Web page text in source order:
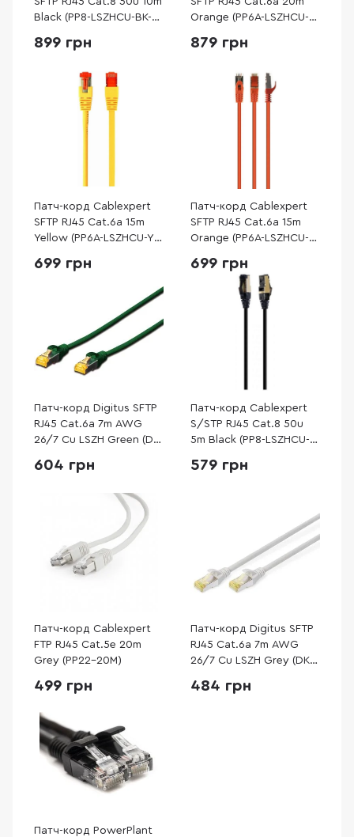
Black (PP8-LSZHCU-BK-
899 грн
Orange (PP6A-LSZHCU-
879 грн
Патч-корд Cablexpert
SFTP RJ45 Cat.6a 15m
Yellow (PP6A-LSZHCU-Y-
699 грн
Патч-корд Cablexpert
SFTP RJ45 Cat.6a 15m
Orange (PP6A-LSZHCU-
699 грн
Патч-корд Digitus SFTP
RJ45 Cat.6a 7m AWG
26/7 Cu LSZH Green (DK-
604 грн
Патч-корд Cablexpert
S/STP RJ45 Cat.8 50u
5m Black (PP8-LSZHCU-
579 грн
Патч-корд Cablexpert
FTP RJ45 Cat.5e 20m
Grey (PP22-20M)
499 грн
Патч-корд Digitus SFTP
RJ45 Cat.6a 7m AWG
26/7 Cu LSZH Grey (DK-
484 грн
Патч-корд PowerPlant